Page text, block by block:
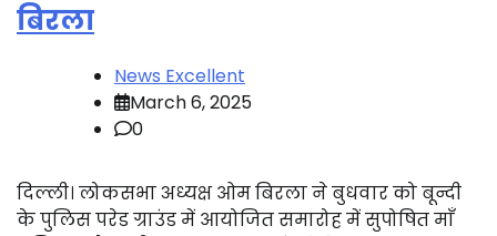
बिरला
News Excellent
March 6, 2025
0
दिल्ली। लोकसभा अध्यक्ष ओम बिरला ने बुधवार को बून्दी
के पुलिस परेड ग्राउंड में आयोजित समारोह में सुपोषित माँ